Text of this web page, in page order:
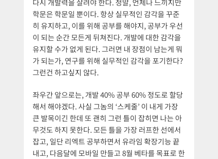
다시 개발력을 살려야 한다. 정말, 언제나 느끼지만
학문은 학문일 뿐이다. 항상 실무적인 감각을 꾸준
히 유지하고, 이를 위해 공부를 해야지, 공부가 우선
이 되는 순간 모든게 뒤쳐진다. 개발에 대한 감각을
유지할 수가 없게 된다. 그러면 내 장점이 남는게 뭐
가 되는가, 연구를 위해 실무적인 감각을 포기한다?
그런건 하고싶지 않다.
좌우간 앞으로는, 개발 40% 공부 60% 정도로 할당
해서 해야겠다. 사실 그놈의 ‘스케줄’ 이 내게 가장
큰 발목이긴 한데 또 괜히 그런 틀이 잡히면 나는 아
무것도 하지 못한다. 모든 틀을 가장 러프한 선에서
잡고, 일단 리엑트 공부하면서 유라임 확장기능 끝
내고, 다음달에 모바일 만들고 8월 베타를 목표로 한